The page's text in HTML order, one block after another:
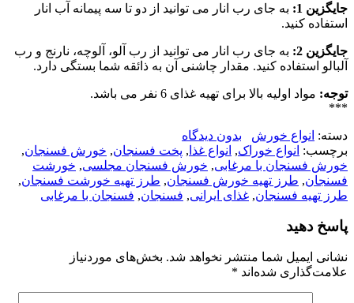
جایگزین 1:
به جای رب انار می توانید از دو تا سه پیمانه آب انار
استفاده کنید.
جایگزین 2:
به جای رب انار می توانید از رب آلو، آلوچه، نارنج و رب
آلبالو استفاده کنید. مقدار چاشنی آن به ذائقه شما بستگی دارد.
توجه: مواد اولیه بالا برای تهیه غذای 6 نفر می باشد.
***
دسته: انواع خورش
بدون دیدگاه
برچسب: انواع خوراک, انواع غذا , پخت فسنجان, خورش فسنجان,
خورش فسنجان با مرغابی, خورش فسنجان مجلسی, خورشت
فسنجان, طرز تهیه خورش فسنجان, طرز تهیه خورشت فسنجان,
طرز تهیه فسنجان, غذای ایرانی, فسنجان, فسنجان با مرغابی
پاسخ دهید
نشانی ایمیل شما منتشر نخواهد شد. بخش‌های موردنیاز
علامت‌گذاری شده‌اند *